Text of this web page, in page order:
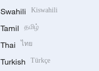
Swahili Kiswahili
Tamil தமிழ்
Thai ไทย
Turkish Türkçe